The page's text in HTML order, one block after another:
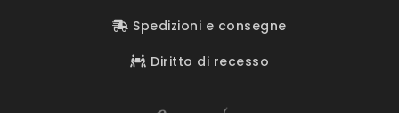
Spedizioni e consegne
Diritto di recesso